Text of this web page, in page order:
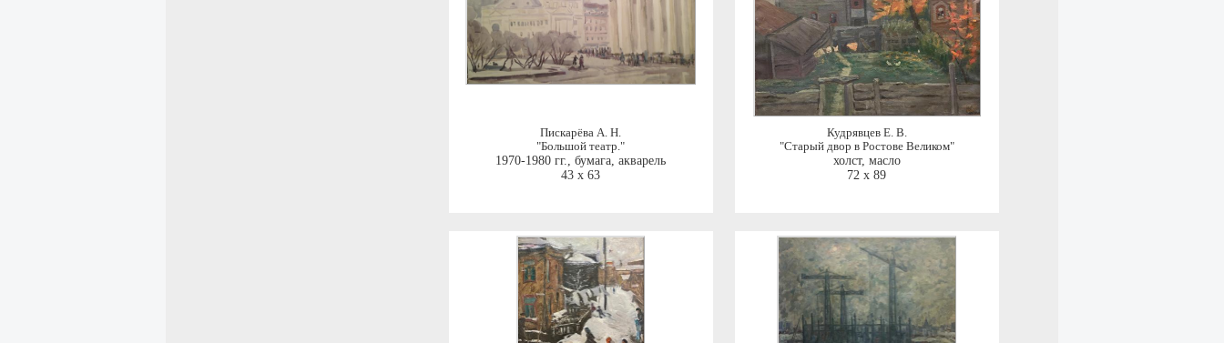
Пискарёва А. Н.
"Большой театр."
1970-1980 гг., бумага, акварель
43 x 63
Кудрявцев Е. В.
"Старый двор в Ростове Великом"
холст, масло
72 x 89